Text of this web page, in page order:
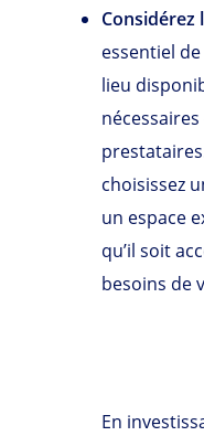
Considérez
essentiel
lieu
choisissez
un espace
qu’il soit
besoins de
En